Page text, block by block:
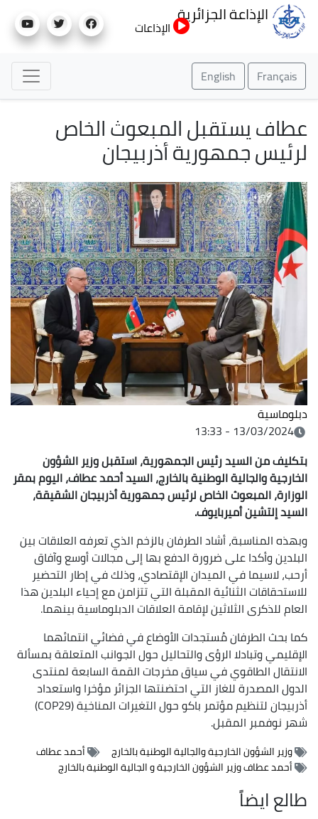
إلى
الإذاعة الجزائرية
الإذاعات
Français
English
عطاف يستقبل المبعوث الخاص
لرئيس جمهورية أذربيجان
دبلوماسية
13/03/2024 - 13:33
بتكليف من السيد رئيس الجمهورية، استقبل وزير الشؤون
الخارجية والجالية الوطنية بالخارج، السيد أحمد عطاف، اليوم بمقر
الوزارة، المبعوث الخاص لرئيس جمهورية أذربيجان الشقيقة،
السيد إلتشين أميربايوف.
وبهذه المناسبة، أشاد الطرفان بالزخم الذي تعرفه العلاقات بين
البلدين وأكدا على ضرورة الدفع بها إلى مجالات أوسع وآفاق
أرحب، لاسيما في الميدان الإقتصادي، وذلك في إطار التحضير
للاستحقاقات الثنائية المقبلة التي تتزامن مع إحياء البلدين هذا
العام للذكرى الثلاثين لإقامة العلاقات الدبلوماسية بينهما.
كما بحث الطرفان مُستجدات الأوضاع في فضائي انتمائهما
الإقليمي وتبادلا الرؤى والتحاليل حول الجوانب المتعلقة بمسألة
الانتقال الطاقوي في سياق مخرجات القمة السابعة لمنتدى
الدول المصدرة للغاز التي احتضنتها الجزائر مؤخرا واستعداد
أذربيجان لتنظيم مؤتمر باكو حول التغيرات المناخية (COP29)
شهر نوفمبر المقبل.
وزير الشؤون الخارجية والجالية الوطنية بالخارج
أحمد عطاف
أحمد عطاف وزير الشؤون الخارجية و الجالية الوطنية بالخارج
طالع ايضاً